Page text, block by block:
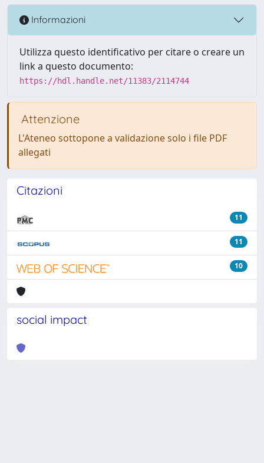
Informazioni
Utilizza questo identificativo per citare o creare un
link a questo documento:
https://hdl.handle.net/11383/2114744
Attenzione
L'Ateneo sottopone a validazione solo i file PDF
allegati
Citazioni
11
11
10
social impact